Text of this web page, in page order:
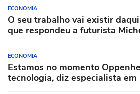
ECONOMIA
O seu trabalho vai existir
que respondeu a futurista
ECONOMIA
Estamos no momento
tecnologia, diz especialista em